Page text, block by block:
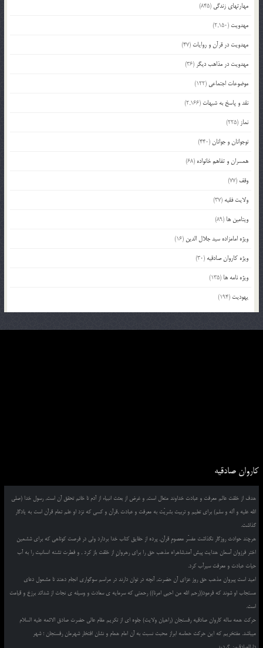
مهارتهای زندگی (845)
مهدویت (2,150)
مهدویت در قرآن و روایات (47)
مهدویت در مذاهب دیگر (36)
موضوعات اجتماعی (122)
نقد و پاسخ به شبهات (2,166)
نماز (225)
نوجوانان و جوانان(440)
همسران و تفاهم خانواده (68)
وقف (77)
ولایت فقیه (37)
ویتامین ها (89)
ویژه امامزاده سید جلال الدین (16)
ویژه کاروان صادقیه (30)
ویژه نامه ها (135)
یهودیت (194)
کاروان صادقیه
هدف از خلقت عالم معرفت و عبادت خداوند متعال است, و غرض از بعثت انبیاء از آدم تا خاتم تحقق آن است, رسول خدا (صلی
الله علیه و آله و سلم) برای تعلیم و تربیت بشریّت به معرفت و عبادت ,قرآن و کسی که نزد او علم تمام قرآن است به یادگار
گذاشت.
هرچند حوادث روزگار نگذاشت مفسّر معصومِ قرآن, پرده از حقایق کتاب خدا بردارد ولی در فرصت کوتاهی که برای ششمین
اختر فرزوان آسمان هدایت پیش آمد,شاهراه مذهب حق را برای رهروانِ از خلقت باز کرد , و فطرت تشنه انسانیت را به آب
حیات عبادت و معرفت سیرآب کرد.
امید است پیروان مذهب حق روز عزای آن حضرت, آنچه در توان دارند در مراسم سوگواری انجام دهند تا مشمول دعای
مستجاب او شوند که فرمود((رحم الله من احیی امرنا)) رحمتی که سرمایه ی سعادت و وسیله ی نجات از شدائد برزخ و قیامت
است.
حرکت همه ساله کاروان صادقیه رفسنجان (راهیان ولایت) جلوه ای از تکریم مقام عالی حضرت صادق الائمه علیه السلام
میباشد. مفتخریم که این حرکت حماسه ابراز محبت نسبت به آن امام همام و نشان افتخار شهرمان رفسنجان ؛ شهر